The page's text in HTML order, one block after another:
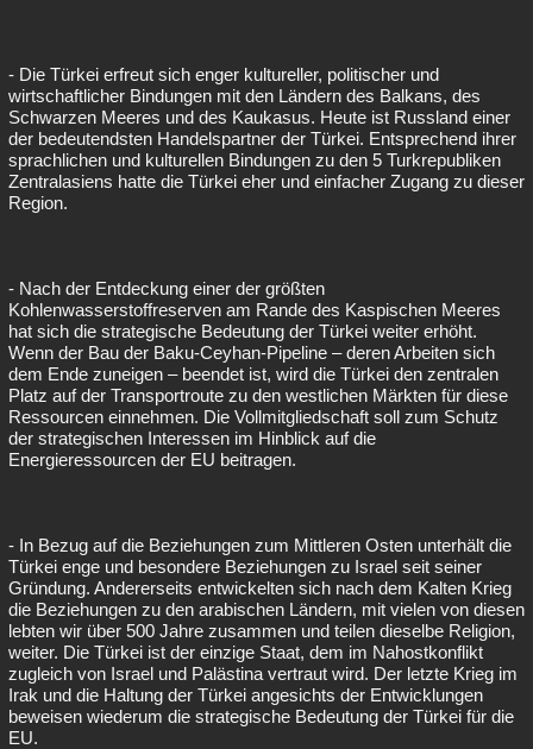
- Die Türkei erfreut sich enger kultureller, politischer und
wirtschaftlicher Bindungen mit den Ländern des Balkans, des
Schwarzen Meeres und des Kaukasus. Heute ist Russland einer
der bedeutendsten Handelspartner der Türkei. Entsprechend ihrer
sprachlichen und kulturellen Bindungen zu den 5 Turkrepubliken
Zentralasiens hatte die Türkei eher und einfacher Zugang zu dieser
Region.
- Nach der Entdeckung einer der größten
Kohlenwasserstoffreserven am Rande des Kaspischen Meeres
hat sich die strategische Bedeutung der Türkei weiter erhöht.
Wenn der Bau der Baku-Ceyhan-Pipeline – deren Arbeiten sich
dem Ende zuneigen – beendet ist, wird die Türkei den zentralen
Platz auf der Transportroute zu den westlichen Märkten für diese
Ressourcen einnehmen. Die Vollmitgliedschaft soll zum Schutz
der strategischen Interessen im Hinblick auf die
Energieressourcen der EU beitragen.
- In Bezug auf die Beziehungen zum Mittleren Osten unterhält die
Türkei enge und besondere Beziehungen zu Israel seit seiner
Gründung. Andererseits entwickelten sich nach dem Kalten Krieg
die Beziehungen zu den arabischen Ländern, mit vielen von diesen
lebten wir über 500 Jahre zusammen und teilen dieselbe Religion,
weiter. Die Türkei ist der einzige Staat, dem im Nahostkonflikt
zugleich von Israel und Palästina vertraut wird. Der letzte Krieg im
Irak und die Haltung der Türkei angesichts der Entwicklungen
beweisen wiederum die strategische Bedeutung der Türkei für die
EU.